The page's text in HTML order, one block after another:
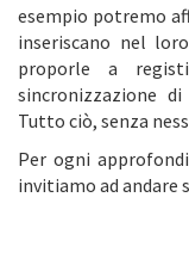
esempio potremo
inseriscano nel
proporle a
sincronizzazione
Tutto ciò, senza
Per ogni
invitiamo ad andare